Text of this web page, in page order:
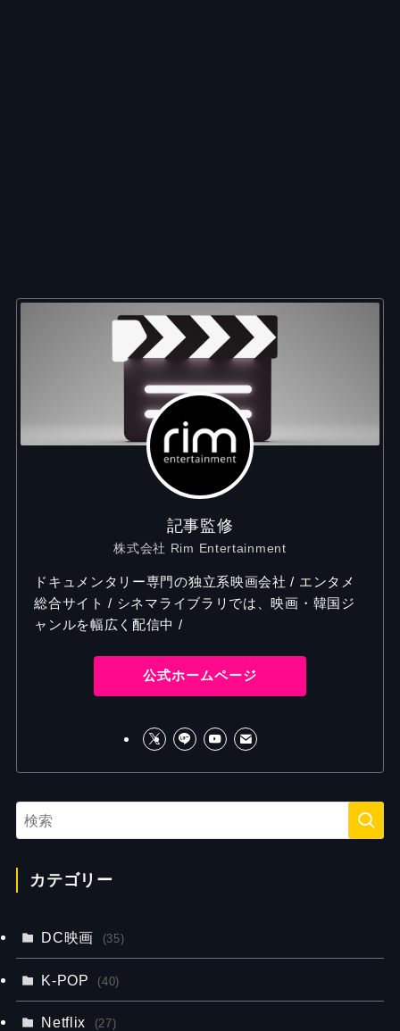
記事監修
株式会社 Rim Entertainment
ドキュメンタリー専門の独立系映画会社 / エンタメ
総合サイト / シネマライブラリでは、映画・韓国ジ
ャンルを幅広く配信中 /
公式ホームページ
カテゴリー
DC映画 (35)
K-POP (40)
Netflix (27)